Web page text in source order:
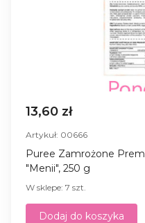
13,60 zł
Artykuł: 00666
Puree Zamrożone
"Menii", 250 g
W sklepe: 7 szt.
Dodaj do koszyka